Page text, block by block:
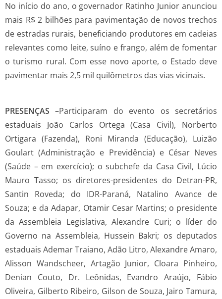
No início do ano, o governador Ratinho Junior anunciou
mais R$ 2 bilhões para pavimentação de novos trechos
de estradas rurais, beneficiando produtores em cadeias
relevantes como leite, suíno e frango, além de fomentar
o turismo rural. Com esse novo aporte, o Estado deve
pavimentar mais 2,5 mil quilômetros das vias vicinais.
PRESENÇAS–Participaram do evento os secretários
estaduais João Carlos Ortega (Casa Civil), Norberto
Ortigara (Fazenda), Roni Miranda (Educação), Luizão
Goulart (Administração e Previdência) e César Neves
(Saúde – em exercício); o subchefe da Casa Civil, Lúcio
Mauro Tasso; os diretores-presidentes do Detran-PR,
Santin Roveda; do IDR-Paraná, Natalino Avance de
Souza; e da Adapar, Otamir Cesar Martins; o presidente
da Assembleia Legislativa, Alexandre Curi; o líder do
Governo na Assembleia, Hussein Bakri; os deputados
estaduais Ademar Traiano, Adão Litro, Alexandre Amaro,
Alisson Wandscheer, Artagão Junior, Cloara Pinheiro,
Denian Couto, Dr. Leônidas, Evandro Araújo, Fábio
Oliveira, Gilberto Ribeiro, Gilson de Souza, Jairo Tamura,